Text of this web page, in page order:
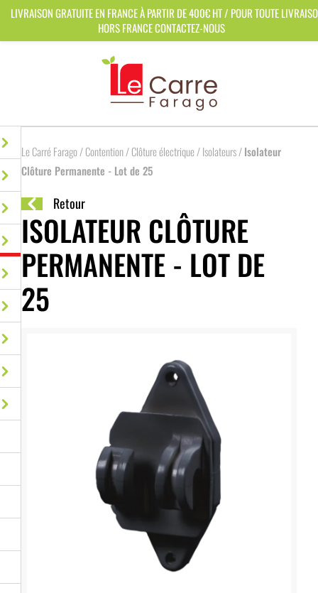
Le Carré Farago/Contention/Clôture électrique/Isolateurs/Isolateur
Clôture Permanente - Lot de 25
Retour
ISOLATEUR CLÔTURE
PERMANENTE - LOT DE
25
LIVRAISON GRATUITE EN FRANCE À PARTIR DE 400€ HT / POUR TOUTE
HORS FRANCE CONTACTEZ-NOUS
Panneau de gestion des cookies